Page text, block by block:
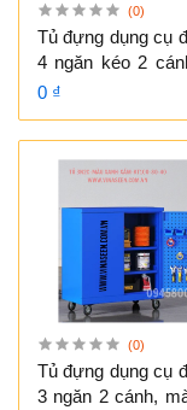
(0)
Tủ đựng dụng cụ
4 ngăn kéo 2
xanh - xám, đặt cố
0 ₫
(0)
Tủ đựng dụng cụ
3 ngăn 2 cánh,